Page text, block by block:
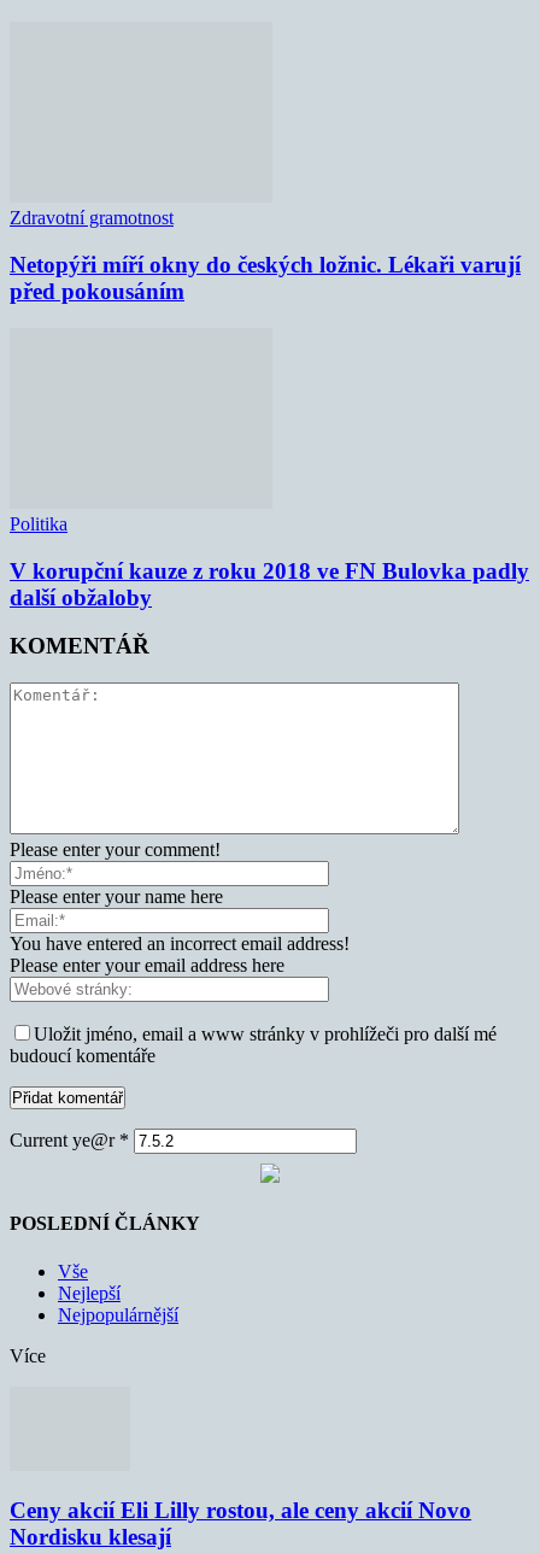
Zdravotní gramotnost
Netopýři míří okny do českých ložnic. Lékaři varují
před pokousáním
Politika
V korupční kauze z roku 2018 ve FN Bulovka padly
další obžaloby
KOMENTÁŘ
Please enter your comment!
Please enter your name here
You have entered an incorrect email address!
Please enter your email address here
Uložit jméno, email a www stránky v prohlížeči pro další mé
budoucí komentáře
Current ye@r *
POSLEDNÍ ČLÁNKY
Vše
Nejlepší
Nejpopulárnější
Více
Ceny akcií Eli Lilly rostou, ale ceny akcií Novo
Nordisku klesají